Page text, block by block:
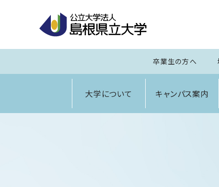
卒業生の方へ
大学について キャンパス案内